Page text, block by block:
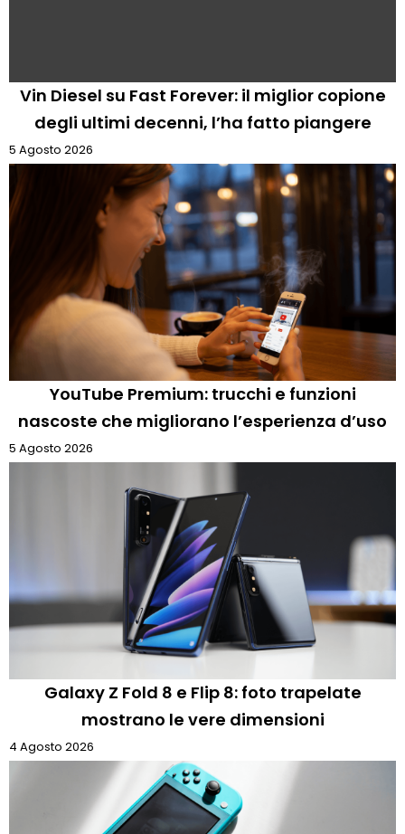
Vin Diesel su Fast Forever: il miglior copione
degli ultimi decenni, l’ha fatto piangere
5 Agosto 2026
YouTube Premium: trucchi e funzioni
nascoste che migliorano l’esperienza d’uso
5 Agosto 2026
Galaxy Z Fold 8 e Flip 8: foto trapelate
mostrano le vere dimensioni
4 Agosto 2026